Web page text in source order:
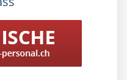
gestoppt werden
ich mir diesen Stress
der Administration